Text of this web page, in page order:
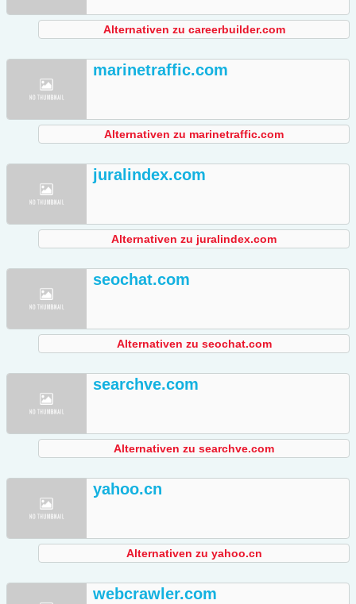
Alternativen zu careerbuilder.com
marinetraffic.com
Alternativen zu marinetraffic.com
juralindex.com
Alternativen zu juralindex.com
seochat.com
Alternativen zu seochat.com
searchve.com
Alternativen zu searchve.com
yahoo.cn
Alternativen zu yahoo.cn
webcrawler.com